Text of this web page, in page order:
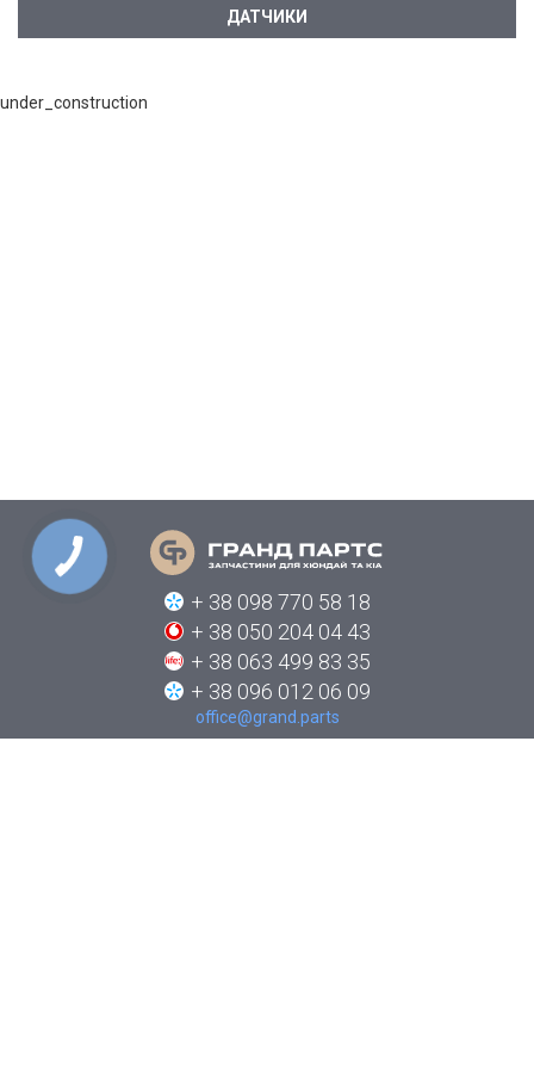
ДАТЧИКИ
under_construction
+ 38 098 770 58 18
+ 38 050 204 04 43
+ 38 063 499 83 35
+ 38 096 012 06 09
office@grand.parts